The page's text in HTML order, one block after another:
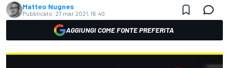
Matteo Nugnes
Pubblicato: 27 mar 2021, 16:40
AGGIUNGI COME FONTE PREFERITA